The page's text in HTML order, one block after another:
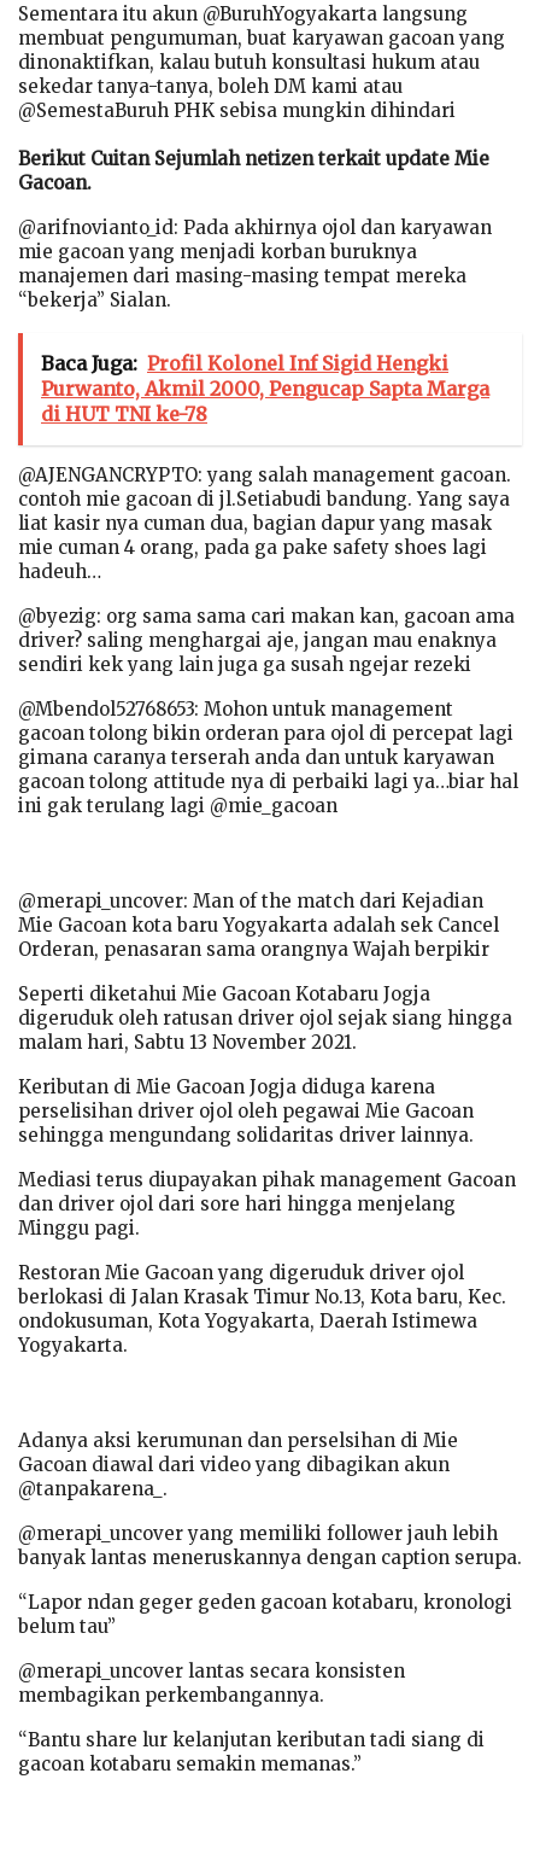
Sementara itu akun @BuruhYogyakarta langsung
membuat pengumuman, buat karyawan gacoan yang
dinonaktifkan, kalau butuh konsultasi hukum atau
sekedar tanya-tanya, boleh DM kami atau
@SemestaBuruh PHK sebisa mungkin dihindari
Berikut Cuitan Sejumlah netizen terkait update Mie
Gacoan.
@arifnovianto_id: Pada akhirnya ojol dan karyawan
mie gacoan yang menjadi korban buruknya
manajemen dari masing-masing tempat mereka
“bekerja” Sialan.
Baca Juga: Profil Kolonel Inf Sigid Hengki
Purwanto, Akmil 2000, Pengucap Sapta Marga
di HUT TNI ke-78
@AJENGANCRYPTO: yang salah management gacoan.
contoh mie gacoan di jl.Setiabudi bandung. Yang saya
liat kasir nya cuman dua, bagian dapur yang masak
mie cuman 4 orang, pada ga pake safety shoes lagi
hadeuh…
@byezig: org sama sama cari makan kan, gacoan ama
driver? saling menghargai aje, jangan mau enaknya
sendiri kek yang lain juga ga susah ngejar rezeki
@Mbendol52768653: Mohon untuk management
gacoan tolong bikin orderan para ojol di percepat lagi
gimana caranya terserah anda dan untuk karyawan
gacoan tolong attitude nya di perbaiki lagi ya…biar hal
ini gak terulang lagi @mie_gacoan
@merapi_uncover: Man of the match dari Kejadian
Mie Gacoan kota baru Yogyakarta adalah sek Cancel
Orderan, penasaran sama orangnya Wajah berpikir
Seperti diketahui Mie Gacoan Kotabaru Jogja
digeruduk oleh ratusan driver ojol sejak siang hingga
malam hari, Sabtu 13 November 2021.
Keributan di Mie Gacoan Jogja diduga karena
perselisihan driver ojol oleh pegawai Mie Gacoan
sehingga mengundang solidaritas driver lainnya.
Mediasi terus diupayakan pihak management Gacoan
dan driver ojol dari sore hari hingga menjelang
Minggu pagi.
Restoran Mie Gacoan yang digeruduk driver ojol
berlokasi di Jalan Krasak Timur No.13, Kota baru, Kec.
ondokusuman, Kota Yogyakarta, Daerah Istimewa
Yogyakarta.
Adanya aksi kerumunan dan perselsihan di Mie
Gacoan diawal dari video yang dibagikan akun
@tanpakarena_.
@merapi_uncover yang memiliki follower jauh lebih
banyak lantas meneruskannya dengan caption serupa.
“Lapor ndan geger geden gacoan kotabaru, kronologi
belum tau”
@merapi_uncover lantas secara konsisten
membagikan perkembangannya.
“Bantu share lur kelanjutan keributan tadi siang di
gacoan kotabaru semakin memanas.”